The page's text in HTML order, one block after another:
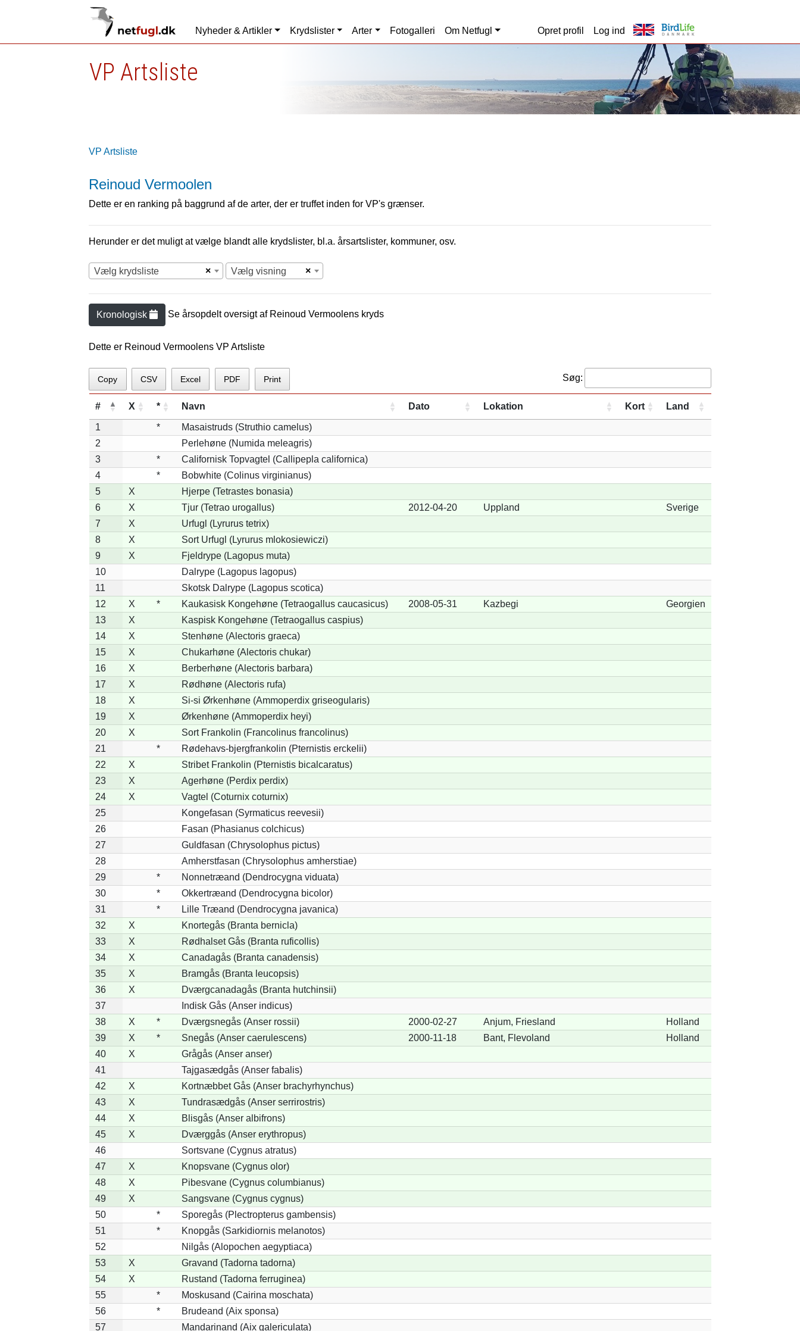
Nyheder & Artikler Krydslister Arter Fotogalleri Om Netfugl Opret profil Log ind
VP Artsliste
VP Artsliste
Reinoud Vermoolen
Dette er en ranking på baggrund af de arter, der er truffet inden for VP's grænser.
Herunder er det muligt at vælge blandt alle krydslister, bl.a. årsartslister, kommuner, osv.
×
Vælg krydsliste ×
Vælg visning
Kronologisk Se årsopdelt oversigt af Reinoud Vermoolens kryds
Dette er Reinoud Vermoolens VP Artsliste
Copy CSV Excel PDF Print Søg:
# X * Navn Dato Lokation Kort Land
1 *
Masaistruds (Struthio camelus)
2
Perlehøne (Numida meleagris)
3
*
Californisk Topvagtel (Callipepla californica)
4
*
Bobwhite (Colinus virginianus)
5
X
Hjerpe (Tetrastes bonasia)
6
X Tjur (Tetrao urogallus) 2012-04-20 Uppland
Sverige
7
X
Urfugl (Lyrurus tetrix)
8
X
Sort Urfugl (Lyrurus mlokosiewiczi)
9
X
Fjeldrype (Lagopus muta)
10
Dalrype (Lagopus lagopus)
11
Skotsk Dalrype (Lagopus scotica)
12
X * Kaukasisk Kongehøne (Tetraogallus caucasicus) 2008-05-31 Kazbegi
Georgien
13
X
Kaspisk Kongehøne (Tetraogallus caspius)
14
X
Stenhøne (Alectoris graeca)
15
X
Chukarhøne (Alectoris chukar)
16
X
Berberhøne (Alectoris barbara)
17
X
Rødhøne (Alectoris rufa)
18
X
Si-si Ørkenhøne (Ammoperdix griseogularis)
19
X
Ørkenhøne (Ammoperdix heyi)
20
X
Sort Frankolin (Francolinus francolinus)
21
*
Rødehavs-bjergfrankolin (Pternistis erckelii)
22
X
Stribet Frankolin (Pternistis bicalcaratus)
23
X
Agerhøne (Perdix perdix)
24
X
Vagtel (Coturnix coturnix)
25
Kongefasan (Syrmaticus reevesii)
26
Fasan (Phasianus colchicus)
27
Guldfasan (Chrysolophus pictus)
28
Amherstfasan (Chrysolophus amherstiae)
29
*
Nonnetræand (Dendrocygna viduata)
30
*
Okkertræand (Dendrocygna bicolor)
31
*
Lille Træand (Dendrocygna javanica)
32
X
Knortegås (Branta bernicla)
33
X
Rødhalset Gås (Branta ruficollis)
34
X
Canadagås (Branta canadensis)
35
X
Bramgås (Branta leucopsis)
36
X
Dværgcanadagås (Branta hutchinsii)
37
Indisk Gås (Anser indicus)
38
X * Dværgsnegås (Anser rossii) 2000-02-27 Anjum, Friesland
Holland
39
X * Snegås (Anser caerulescens) 2000-11-18 Bant, Flevoland
Holland
40
X
Grågås (Anser anser)
41
Tajgasædgås (Anser fabalis)
42
X
Kortnæbbet Gås (Anser brachyrhynchus)
43
X
Tundrasædgås (Anser serrirostris)
44
X
Blisgås (Anser albifrons)
45
X
Dværggås (Anser erythropus)
46
Sortsvane (Cygnus atratus)
47
X
Knopsvane (Cygnus olor)
48
X
Pibesvane (Cygnus columbianus)
49
X
Sangsvane (Cygnus cygnus)
50
*
Sporegås (Plectropterus gambensis)
51
*
Knopgås (Sarkidiornis melanotos)
52
Nilgås (Alopochen aegyptiaca)
53
X
Gravand (Tadorna tadorna)
54
X
Rustand (Tadorna ferruginea)
55
*
Moskusand (Cairina moschata)
56
*
Brudeand (Aix sponsa)
57
Mandarinand (Aix galericulata)